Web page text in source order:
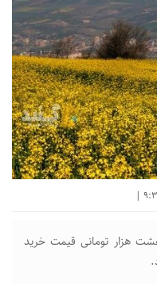
هزار تومانی قیمت خرید